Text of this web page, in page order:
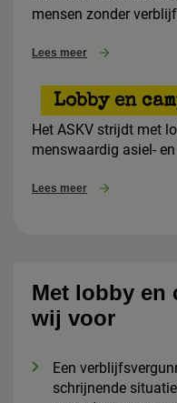
mensen zonder
Lees meer
Lobby en
Het ASKV strijdt met
menswaardig asiel-
Lees meer
Met lobby en
wij voor
Een
schrijnende